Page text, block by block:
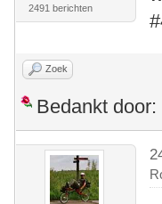
2491 berichten
Zoek
Bedankt door: